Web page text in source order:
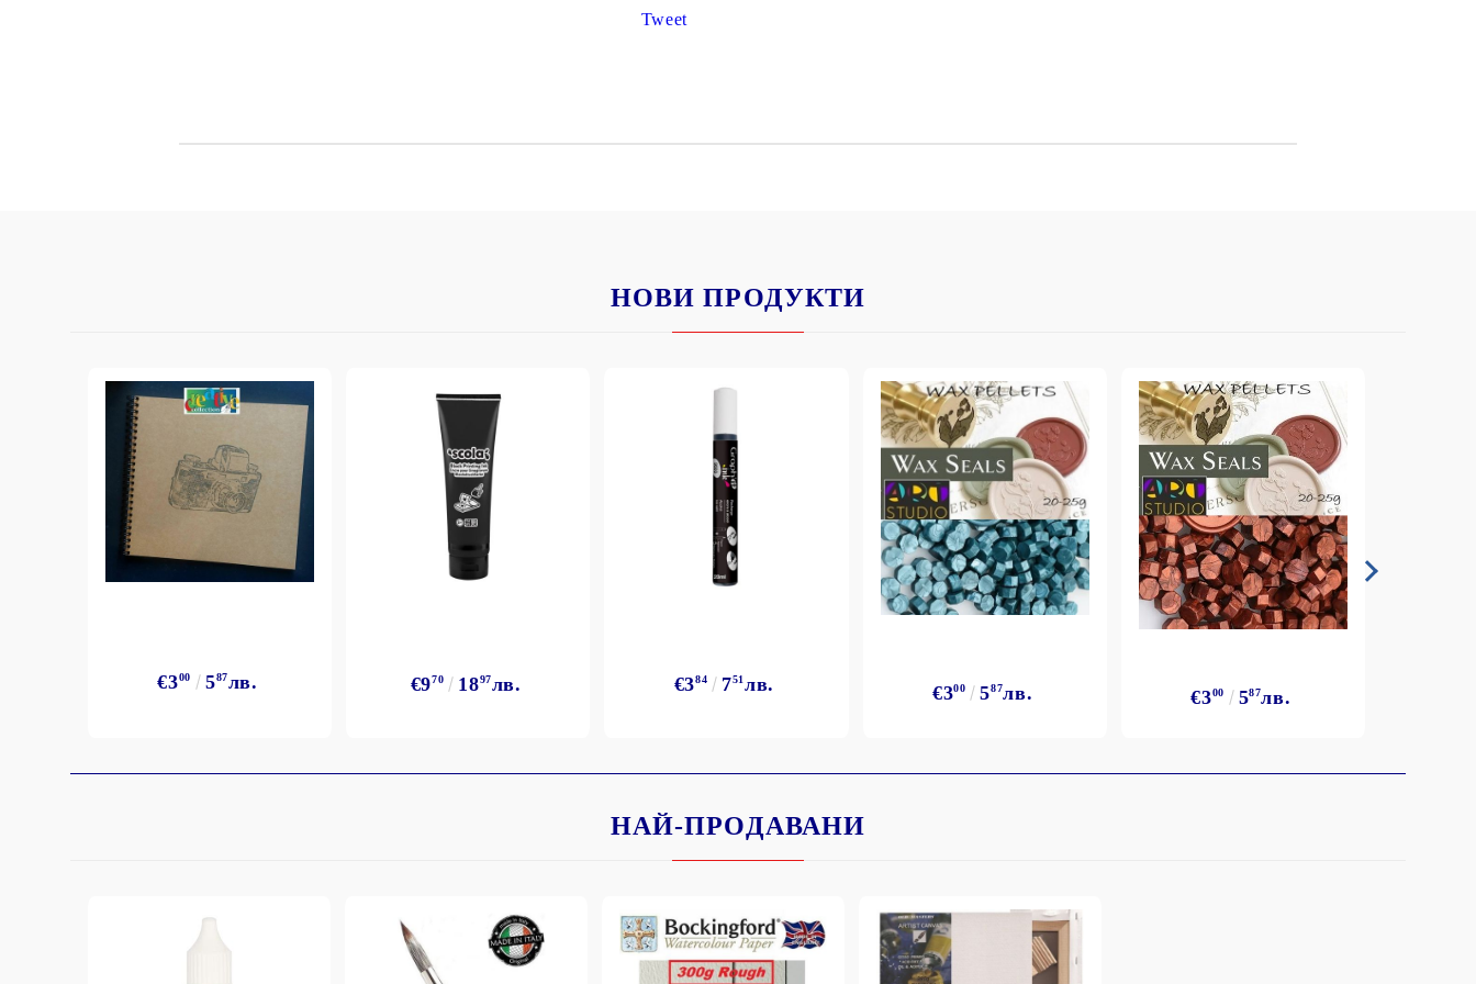
глина и други
VERSAMAGIC - Chalk ink,
Тебеширено мастило
BRILLIANCE - Пигментно мастило
StazON Series - Пигментно мастило
DISTRESS - ДИСТРЕС
VERSAFINE & ARCHIVAL INK -
Пигментни Мастила
ПОЛИМЕРНИ ПЕЧАТИ И
Перлени , Металик , Брокат картони и
Цветни и крафт картони / хартии
Креативни и ръчни картони и хартии
Креп, тишу, деко велпапе и др.
Цветен и фигурален паус
Инструменти за релеф
Папки за релеф и ембос плочи
Tweet
НОВИ ПРОДУКТИ
€300 587лв. €970 1897лв. €384 751лв. €300 587лв. €300 587лв.
НАЙ-ПРОДАВАНИ